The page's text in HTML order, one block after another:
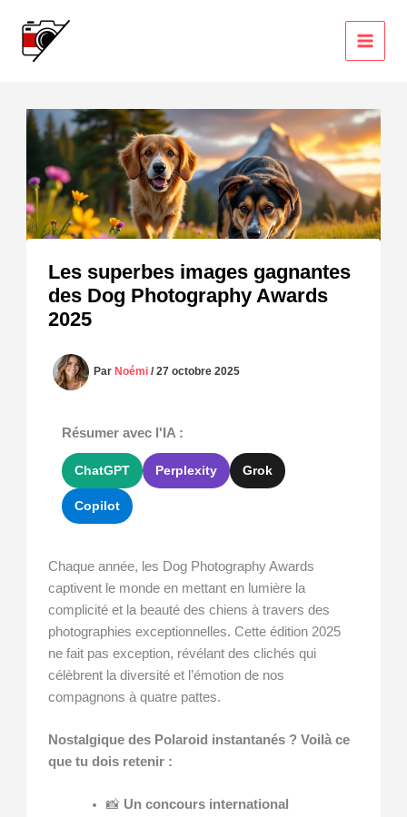
contenu
Les superbes images gagnantes
des Dog Photography Awards
2025
ParNoémi/27 octobre 2025
Résumer avec l'IA :
ChatGPT Perplexity Grok
Copilot
Chaque année, les Dog Photography Awards
captivent le monde en mettant en lumière la
complicité et la beauté des chiens à travers des
photographies exceptionnelles. Cette édition 2025
ne fait pas exception, révélant des clichés qui
célèbrent la diversité et l’émotion de nos
compagnons à quatre pattes.
Nostalgique des Polaroid instantanés ? Voilà ce
que tu dois retenir :
📸 Un concours international